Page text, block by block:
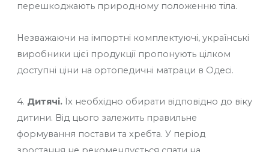
перешкоджають природному положенню тіла.
Незважаючи на імпортні комплектуючі, українські
виробники цієї продукції пропонують цілком
доступні ціни на ортопедичні матраци в Одесі.
4. Дитячі.Їх необхідно обирати відповідно до віку
дитини. Від цього залежить правильне
формування постави та хребта. У період